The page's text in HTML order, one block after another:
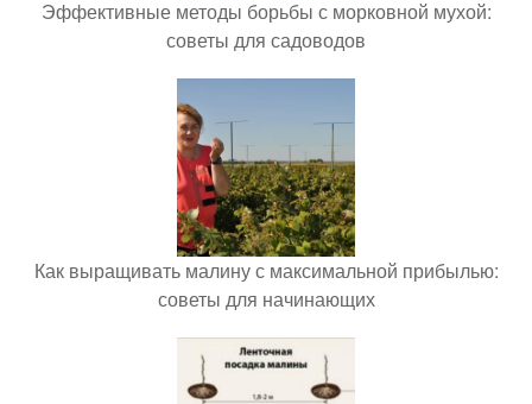
Эффективные методы борьбы с морковной мухой:
советы для садоводов
Как выращивать малину с максимальной прибылью:
советы для начинающих